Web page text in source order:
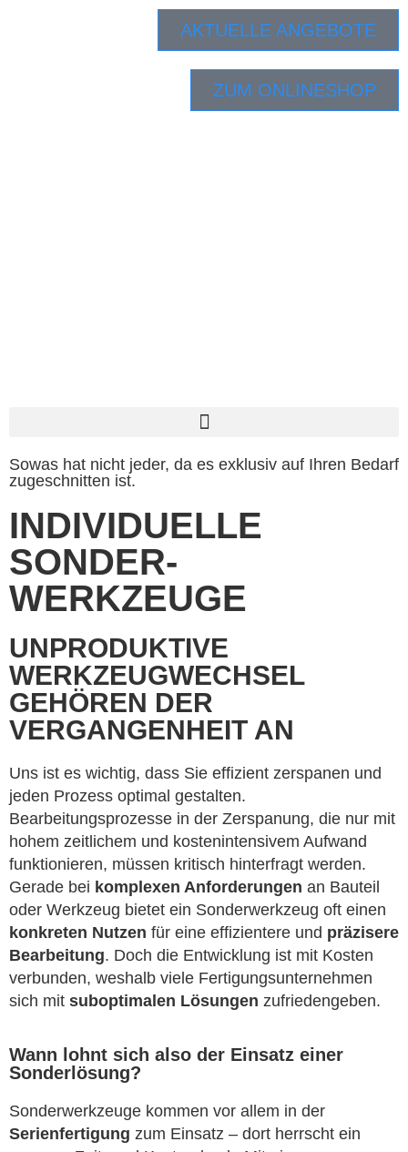
AKTUELLE ANGEBOTE
ZUM ONLINESHOP
Sowas hat nicht jeder, da es exklusiv auf Ihren Bedarf
zugeschnitten ist.
INDIVIDUELLE
SONDER­
WERKZEUGE
UNPRODUKTIVE
WERKZEUGWECHSEL
GEHÖREN DER
VERGANGENHEIT AN
Uns ist es wichtig, dass Sie effizient zerspanen und
jeden Prozess optimal gestalten.
Bearbeitungsprozesse in der Zerspanung, die nur mit
hohem zeitlichem und kostenintensivem Aufwand
funktionieren, müssen kritisch hinterfragt werden.
Gerade bei komplexen Anforderungen an Bauteil
oder Werkzeug bietet ein Sonderwerkzeug oft einen
konkreten Nutzen für eine effizientere und präzisere
Bearbeitung. Doch die Entwicklung ist mit Kosten
verbunden, weshalb viele Fertigungsunternehmen
sich mit suboptimalen Lösungen zufriedengeben.
Wann lohnt sich also der Einsatz einer
Sonderlösung?
Sonderwerkzeuge kommen vor allem in der
Serienfertigung zum Einsatz – dort herrscht ein